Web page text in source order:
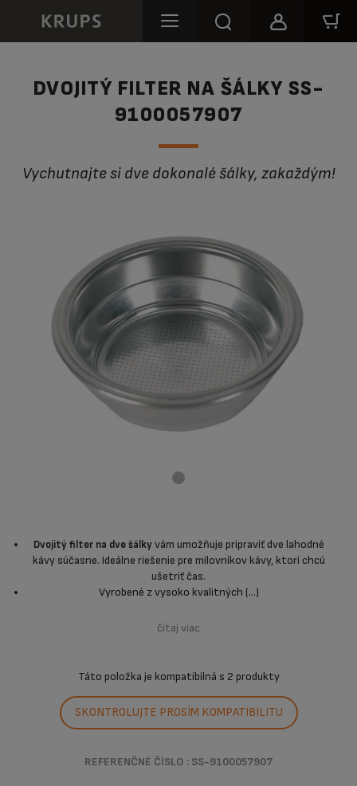
DVOJITÝ FILTER NA ŠÁLKY SS-
9100057907
Vychutnajte si dve dokonalé šálky, zakaždým!
Dvojitý filter na dve šálkyvám umožňuje pripraviť dve lahodné
kávy súčasne. Ideálne riešenie pre milovníkov kávy, ktorí chcú
ušetriť čas.
Vyrobené z vysoko kvalitných (...)
čítaj viac
Táto položka je kompatibilná s 2 produkty
SKONTROLUJTE PROSÍM KOMPATIBILITU
REFERENČNÉ ČÍSLO : SS-9100057907